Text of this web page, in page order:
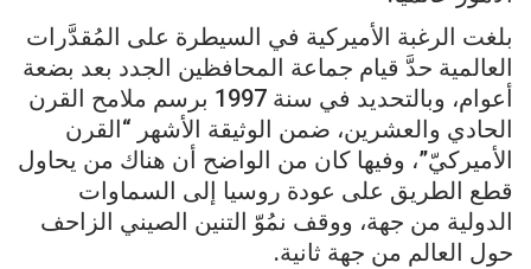
بلغت الرغبة الأميركية في السيطرة على المُقدَّرات
العالمية حدَّ قيام جماعة المحافظين الجدد بعد بضعة
أعوام، وبالتحديد في سنة 1997 برسم ملامح القرن
الحادي والعشرين، ضمن الوثيقة الأشهر “القرن
الأميركيّ”، وفيها كان من الواضح أن هناك من يحاول
قطع الطريق على عودة روسيا إلى السماوات
الدولية من جهة، ووقف نمُوّ التنين الصيني الزاحف
حول العالم من جهة ثانية.